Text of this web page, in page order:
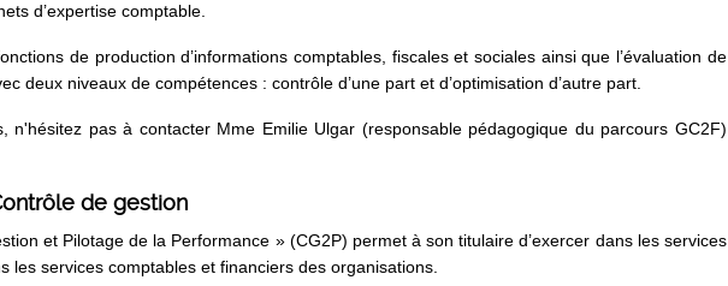
d’expertise comptable.
de production d’informations comptables, fiscales et sociales ainsi que l’évaluation de
deux niveaux de compétences : contrôle d’une part et d’optimisation d’autre part.
n'hésitez pas à contacter Mme Emilie Ulgar (responsable pédagogique du parcours GC2F)
de gestion
et Pilotage de la Performance » (CG2P) permet à son titulaire d’exercer dans les services
les services comptables et financiers des organisations.